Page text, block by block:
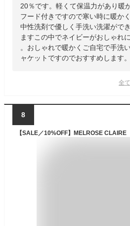
20％です。軽くて保温力があり暖
フード付きですので寒い時に暖か
中性洗剤で優しく手洗い洗濯がで
ますこの中でネイビーがおしゃれ
。おしゃれで暖かくご自宅で手洗
ャケットですのでおすすめします。
全
8